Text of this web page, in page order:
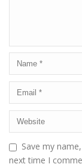
Save my
next time I